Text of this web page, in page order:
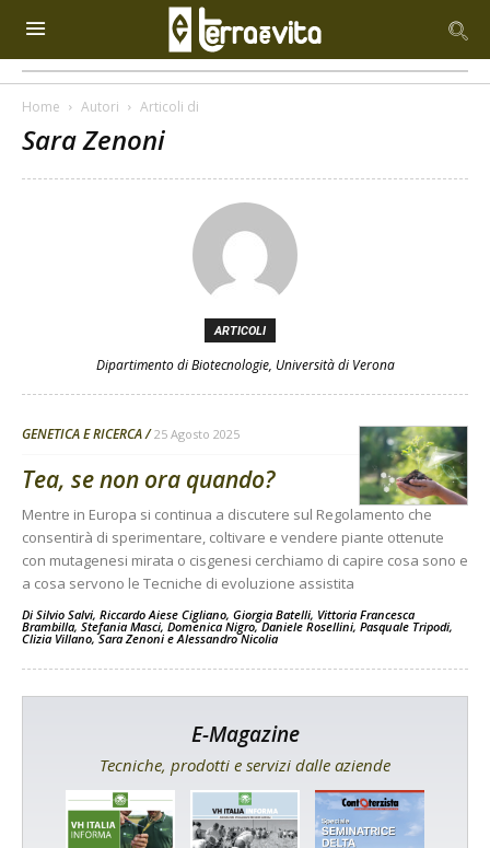
Home Autori Articoli di
Sara Zenoni
ARTICOLI
Dipartimento di Biotecnologie, Università di Verona
GENETICA E RICERCA 25 Agosto 2025
Tea, se non ora quando?
Mentre in Europa si continua a discutere sul Regolamento che
consentirà di sperimentare, coltivare e vendere piante ottenute
con mutagenesi mirata o cisgenesi cerchiamo di capire cosa sono e
a cosa servono le Tecniche di evoluzione assistita
Di Silvio Salvi, Riccardo Aiese Cigliano, Giorgia Batelli, Vittoria Francesca
Brambilla, Stefania Masci, Domenica Nigro,Daniele Rosellini, Pasquale Tripodi,
Clizia Villano,Sara Zenoni eAlessandro Nicolia
E-Magazine
Tecniche, prodotti e servizi dalle aziende